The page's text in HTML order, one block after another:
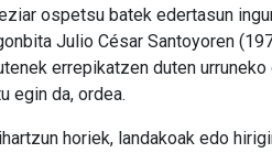
ospetsu batek edertasun
Julio César Santoyoren
errepikatzen duten
egin da, ordea.
horiek, landakoak edo